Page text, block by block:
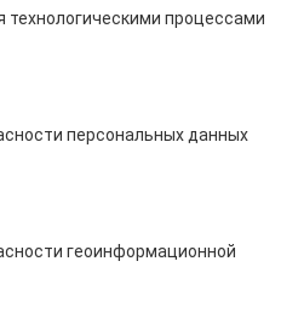
технологическими процессами
персональных данных
геоинформационной